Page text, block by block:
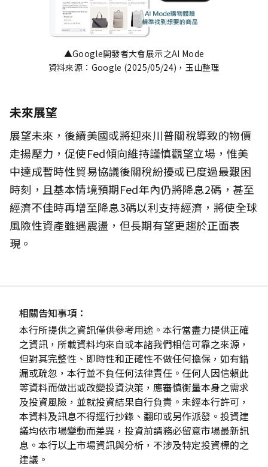
▲Google開發者大會展示之AI Mode
資料來源：Google (2025/05/24)，玉山整理
未來展望
展望未來，後續美國或將迎來川普關稅導致的物價
走揚壓力，促使Fed傾向維持謹慎觀望立場，惟美
中達成暫時性貿易協議後關稅紛擾或已度過最艱困
時刻，且基本情境預期Fed年內仍將降息2碼，甚至
經濟不佳時再增至降息3碼以利支持經濟，將使全球
風險性資產雖遇震盪，但長期有望更趨於正面表
現。
相關告知事項：
本行所提供之資訊僅供參考用途。本行當盡力提供正確
之資訊，所載資料均來自或本諸我們相信可靠之來源，
但對其完整性、即時性和正確性不做任何擔保，如有錯
漏或疏忽，本行並不負任何法律責任。任何人因信賴此
等資料而做出或改變投資決策，應審慎衡量本身之需求
及投資風險，並就投資結果自行負責。未經本行許可，
本資料及訊息不得逕行抄錄、翻印或另作派發。投資建
議均依市場變動而差異，投資前請務必留意市場最新訊
息。本行以上市場資訊與分析，不涉及特定投資標的之
建議。